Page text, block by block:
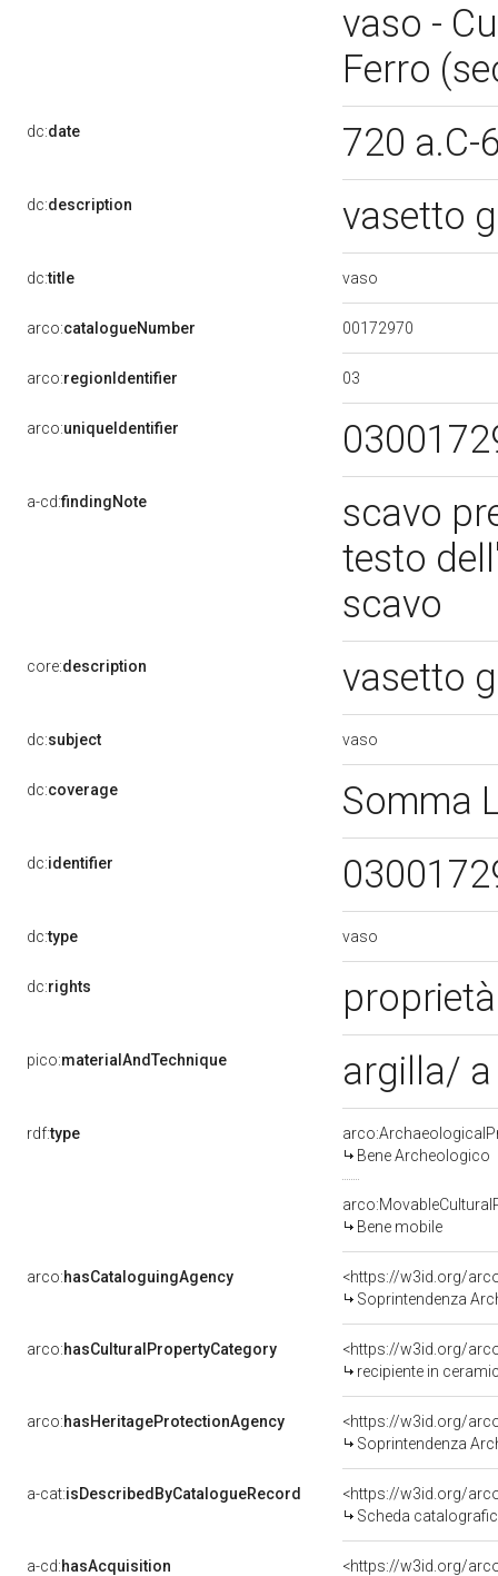
vaso -
Ferro
dc:date 720 a.C-
dc:description vasetto
dc:title vaso
arco:catalogueNumber 00172970
arco:regionIdentifier 03
arco:uniqueIdentifier
a-cd:findingNote
scavo
testo
scavo
core:description vasetto
dc:subject vaso
dc:coverage Somma
dc:identifier
dc:type vaso
dc:rights
pico:materialAndTechnique argilla/
rdf:type
Bene Archeologico
Bene mobile
arco:hasCataloguingAgency
<https://w3id.org/
Soprintendenza
arco:hasCulturalPropertyCategory
<https://w3id.org/
recipiente in
arco:hasHeritageProtectionAgency
<https://w3id.org/
Soprintendenza
a-cat:isDescribedByCatalogueRecord
<https://w3id.org/
Scheda
a-cd:hasAcquisition
<https://w3id.org/